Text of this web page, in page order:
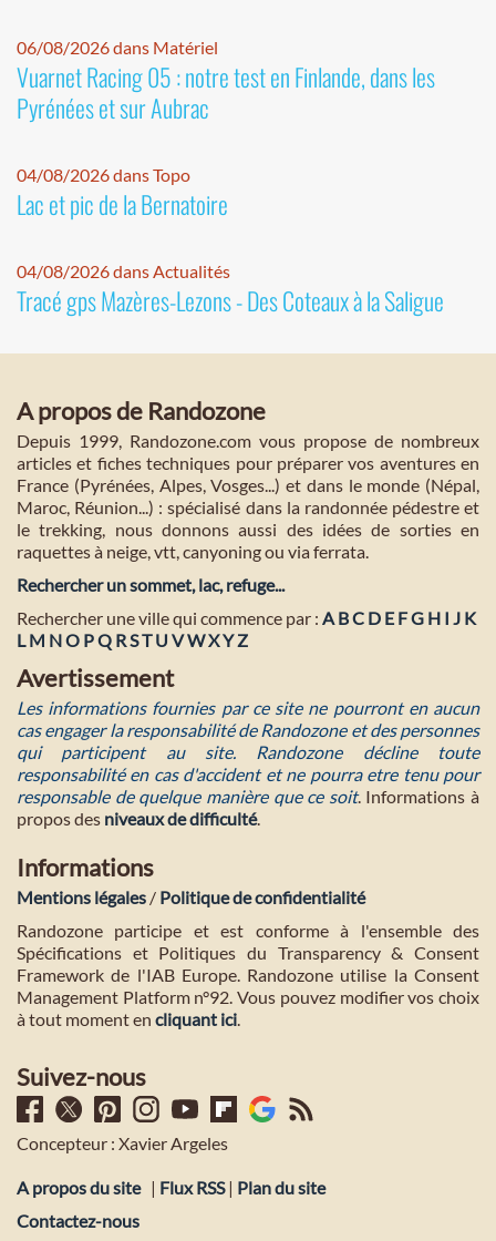
06/08/2026 dans Matériel
Vuarnet Racing 05 : notre test en Finlande, dans les
Pyrénées et sur Aubrac
04/08/2026 dans Topo
Lac et pic de la Bernatoire
04/08/2026 dans Actualités
Tracé gps Mazères-Lezons - Des Coteaux à la Saligue
A propos de Randozone
Depuis 1999, Randozone.com vous propose de nombreux
articles et fiches techniques pour préparer vos aventures en
France (Pyrénées, Alpes, Vosges...) et dans le monde (Népal,
Maroc, Réunion...) : spécialisé dans la randonnée pédestre et
le trekking, nous donnons aussi des idées de sorties en
raquettes à neige, vtt, canyoning ou via ferrata.
Rechercher un sommet, lac, refuge...
Rechercher une ville qui commence par : A BC D E FG H I J K
L M NO PQ RST U VWXYZ
Avertissement
Les informations fournies par ce site ne pourront en aucun
cas engager la responsabilité de Randozone et des personnes
qui participent au site. Randozone décline toute
responsabilité en cas d'accident et ne pourra etre tenu pour
responsable de quelque manière que ce soit. Informations à
propos des niveaux de difficulté.
Informations
Mentions légales / Politique de confidentialité
Randozone participe et est conforme à l'ensemble des
Spécifications et Politiques du Transparency & Consent
Framework de l'IAB Europe. Randozone utilise la Consent
Management Platform n°92. Vous pouvez modifier vos choix
à tout moment en cliquant ici.
Suivez-nous
Concepteur : Xavier Argeles
A propos du site | Flux RSS| Plan du site
Contactez-nous